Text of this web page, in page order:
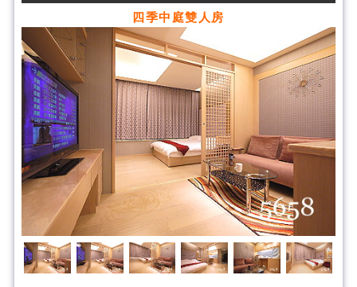
四季中庭雙人房